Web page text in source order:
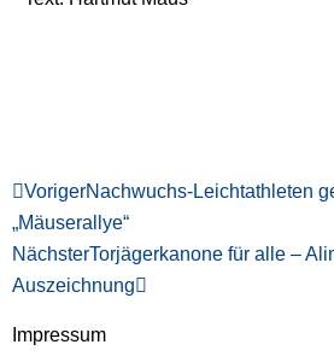
Zurück
VorigerNachwuchs-Leichtathleten
„Mäuserallye“
NächsterTorjägerkanone für alle –
Auszeichnung
Nächster
Impressum